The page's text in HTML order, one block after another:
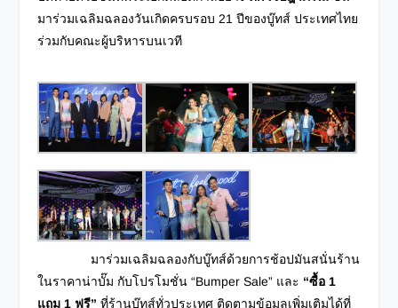
มาร่วมเฉลิมฉลองวันเกิดครบรอบ 21 ปีของบู๊ทส์ ประเทศไทย
ร่วมกับคณะผู้บริหารบนเวที
มาร่วมเฉลิมฉลองกับบู๊ทส์ด้วยการช้อปมันสนั่นร้าน
ในราคาน่าบั๊ม กับโปรโมชั่น “Bumper Sale” และ “ซื้อ 1
แถม 1 ฟรี” ที่ร้านบู๊ทส์ทั่วประเทศ ติดตามข้อมูลเพิ่มเติมได้ที่